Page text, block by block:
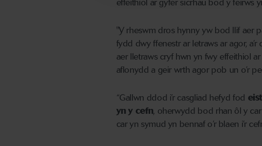
effeithiol ar gyfer sicrhau bod y feirws
"Y rheswm dros hynny yw bod llif aer
fydd dwy ffenestr ar letraws ar agor,
aer lletraws cryf hwn yn fwy effeithiol ar
aflonydd a geir wrth agor pob un o’r
“Gallwn ddod i’r casgliad hefyd fod
yn y cefn, oherwydd bod rhan ôl y car
car yn symud yn bennaf o’r blaen i’r